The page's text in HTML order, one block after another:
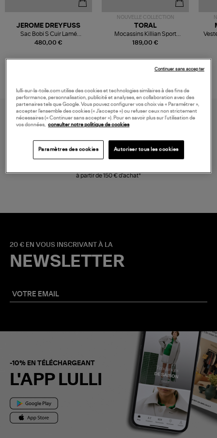
480,00 €
JEROME DREYFUSS
Sac Bobi S Cuir Lamé
Champagne
NOUVELLE COLLECTION
189,00 €
TORAL
Mocassins Killian Sport
Mousse
à partir de 150 € d'achat*
20 € EN VOUS INSCRIVANT À LA
NEWSLETTER
-10% EN TÉLÉCHARGEANT
L'APP LULLI
lulli-sur-la-toile.com utilise des cookies et technologies similaires à des fins de
performance, personnalisation, publicité et analyses, en collaboration avec des
partenaires tels que Google. Vous pouvez configurer vos choix via « Paramétrer »,
accepter l’ensemble des cookies (« J’accepte ») ou refuser ceux non strictement
nécessaires (« Continuer sans accepter »). Pour en savoir plus sur l’utilisation de
vos données, consulter notre politique de cookies
Paramètres des cookies Autoriser tous les cookies
Continuer sans accepter